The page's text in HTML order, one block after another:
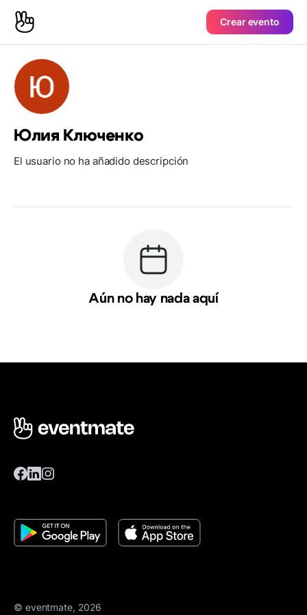
Crear evento
Юлия Ключенко
El usuario no ha añadido descripción
Aún no hay nada aquí
© eventmate, 2026